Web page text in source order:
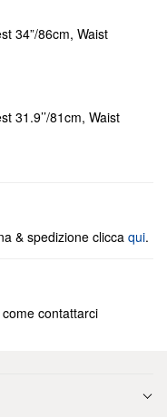
34”/86cm, Waist
31.9’’/81cm, Waist
& spedizione clicca qui.
contattarci